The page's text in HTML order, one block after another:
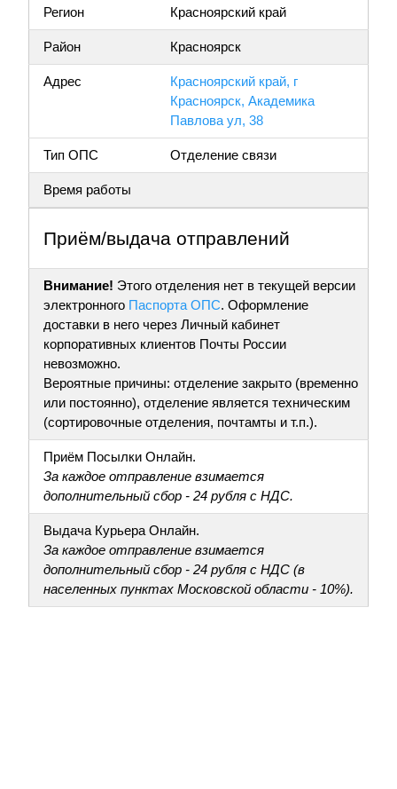
Регион Красноярский край
Район Красноярск
Адрес
Красноярский край, г
Красноярск, Академика
Павлова ул, 38
Тип ОПС Отделение связи
Время работы
Приём/выдача отправлений
Внимание! Этого отделения нет в текущей версии
электронного Паспорта ОПС. Оформление
доставки в него через Личный кабинет
корпоративных клиентов Почты России
невозможно.
Вероятные причины: отделение закрыто (временно
или постоянно), отделение является техническим
(сортировочные отделения, почтамты и т.п.).
Приём Посылки Онлайн.
За каждое отправление взимается
дополнительный сбор - 24 рубля с НДС.
Выдача Курьера Онлайн.
За каждое отправление взимается
дополнительный сбор - 24 рубля с НДС (в
населенных пунктах Московской области - 10%).